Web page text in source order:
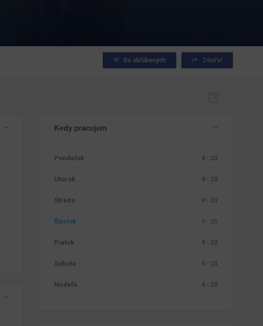
Do obľúbených Zdieľať
Kedy pracujem
Pondelok 9 - 23
Utorok 9 - 23
Streda 9 - 23
Štvrtok 9 - 23
Piatok 9 - 23
Sobota 9 - 23
Nedeľa 9 - 23